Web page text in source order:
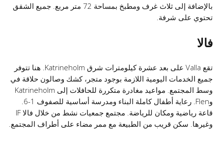
بالإضافة إلى ثلاث غرف ومطبخ بمساحة 72 متر مربع. جميع الشقق
تحتوي على شرفة.
فالا
تقع Valla على بعد عشرة كيلومترات شرق Katrineholm. هنا تتوفر
جميع الخدمات اليومية اللازمة بوجود متجر، كشك وصالون حلاقة في
وسط المجتمع. مواعيد مغادرة متكررة للحافلات إلى Katrineholm
وFlen. رعاية أطفال كاملة البناء ومدرسة أساسية للصفوف 1-6.
قاعة رياضية ومكان للرياضة. مجتمع جمعيات نشط من خلال فالا IF
وغيرها. سكن قريب من الطبيعة مع ممر مضاء على أطراف المجتمع.